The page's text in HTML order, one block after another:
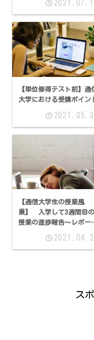
【単位修得テスト前】通
大学における受講ポイン
【通信大学生の授業風
景】 入学して3週間目
授業の進捗報告～レポー
ス